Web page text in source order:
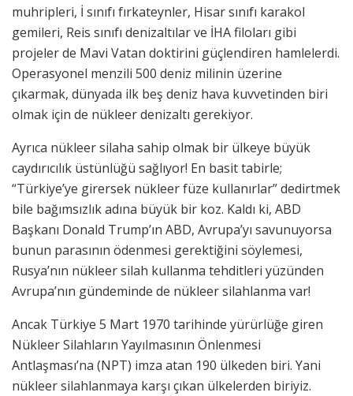
muhripleri, İ sınıfı fırkateynler, Hisar sınıfı karakol
gemileri, Reis sınıfı denizaltılar ve İHA filoları gibi
projeler de Mavi Vatan doktirini güçlendiren hamlelerdi.
Operasyonel menzili 500 deniz milinin üzerine
çıkarmak, dünyada ilk beş deniz hava kuvvetinden biri
olmak için de nükleer denizaltı gerekiyor.
Ayrıca nükleer silaha sahip olmak bir ülkeye büyük
caydırıcılık üstünlüğü sağlıyor! En basit tabirle;
“Türkiye’ye girersek nükleer füze kullanırlar” dedirtmek
bile bağımsızlık adına büyük bir koz. Kaldı ki, ABD
Başkanı Donald Trump’ın ABD, Avrupa’yı savunuyorsa
bunun parasının ödenmesi gerektiğini söylemesi,
Rusya’nın nükleer silah kullanma tehditleri yüzünden
Avrupa’nın gündeminde de nükleer silahlanma var!
Ancak Türkiye 5 Mart 1970 tarihinde yürürlüğe giren
Nükleer Silahların Yayılmasının Önlenmesi
Antlaşması’na (NPT) imza atan 190 ülkeden biri. Yani
nükleer silahlanmaya karşı çıkan ülkelerden biriyiz.